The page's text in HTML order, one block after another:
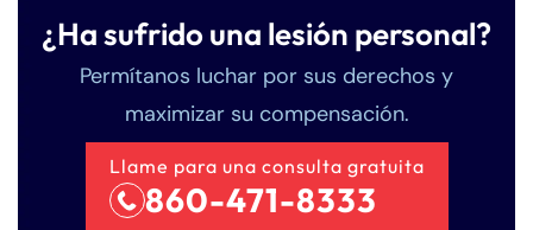
¿Ha sufrido una lesión personal?
Permítanos luchar por sus derechos y
maximizar su compensación.
Llame para una consulta gratuita
860-471-8333